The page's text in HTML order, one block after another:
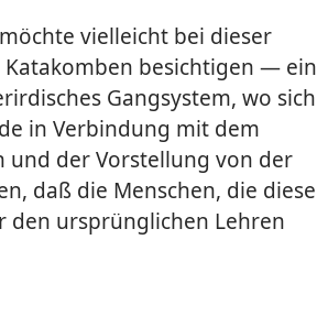
vielleicht bei dieser
besichtigen — ein
Gangsystem, wo sich
in Verbindung mit dem
der Vorstellung von der
daß die Menschen, die diese
den ursprünglichen Lehren